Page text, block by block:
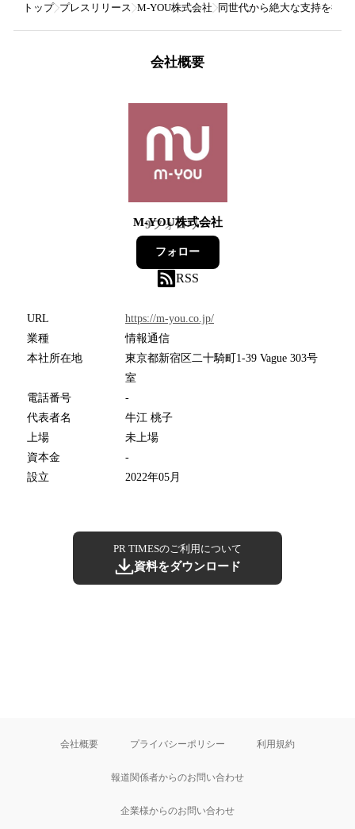
トップ プレスリリース M-YOU株式会社 同世代から絶大な支持を得
会社概要
M-YOU株式会社
9フォロワー
フォロー
RSS
URL
https://m-you.co.jp/
業種
情報通信
本社所在地
東京都新宿区二十騎町1-39 Vague 303号
室
電話番号
-
代表者名
牛江 桃子
上場
未上場
資本金
-
設立
2022年05月
PR TIMESのご利用について
資料をダウンロード
会社概要 プライバシーポリシー 利用規約
報道関係者からのお問い合わせ
企業様からのお問い合わせ